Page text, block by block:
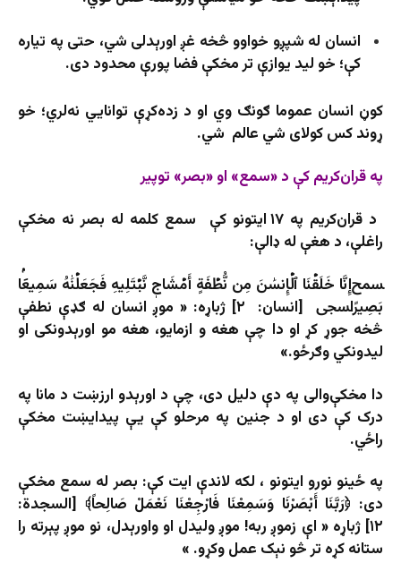
انسان له شپږو خواوو څخه غږ اورېدلی شي، حتی په تیاره
کې؛ خو لید یوازې تر مخکې فضا پورې محدود دی.
کوڼ انسان عموما ګونګ وي او د زده‌کړې توانايي نه‌لري؛ خو
ړوند کس کولای شي عالم شي.
په قران‌کریم کې د«سمع» او «بصر» توپیر
د قران‌کریم په ۱۷ ایتونو کې سمع کلمه له بصر نه مخکې
راغلې، د هغې له ډالې:
ﵟإِنَّا خَلَقۡنَا ٱلۡإِنسَٰنَ مِن نُّطۡفَةٍ أَمۡشَاجٖ نَّبۡتَلِيهِ فَجَعَلۡنَٰهُ سَمِيعَۢا
بَصِيرًاﵞ [انسان: ۲] ژباړه: « موږ انسان له ګډې نطفې
څخه جوړ کړ او دا چې هغه و ازمایو، هغه مو اورېدونکی او
لیدونکي وګرځو.»
دا مخکې‌والی په دې دلیل دی، چې د اورېدو ارزښت د مانا په
درک کې دی او د جنین په مرحلو کې یې پیدایښت مخکې
راځي.
په ځینو نورو ایتونو ، لکه لاندې ایت کې: بصر له سمع مخکې
دی: ﴿رَبَّنَا أَبْصَرْنَا وَسَمِعْنَا فَارْجِعْنَا نَعْمَلْ صَالِحاً﴾ [السجدة:
۱۲] ژباړه « اې زموږ ربه! موږ ولیدل او واورېدل، نو موږ پېرته را
ستانه کړه تر څو نېک عمل وکړو. »